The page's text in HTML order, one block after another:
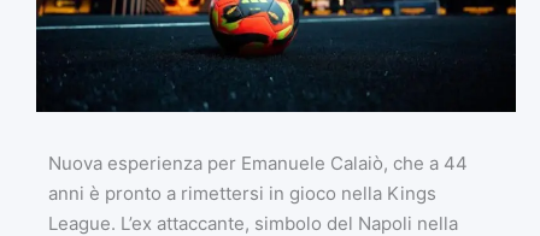
Nuova esperienza per Emanuele Calaiò, che a 44
anni è pronto a rimettersi in gioco nella Kings
League. L’ex attaccante, simbolo del Napoli nella